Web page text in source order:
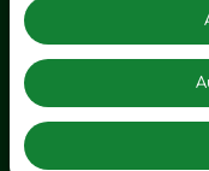
Zuhause